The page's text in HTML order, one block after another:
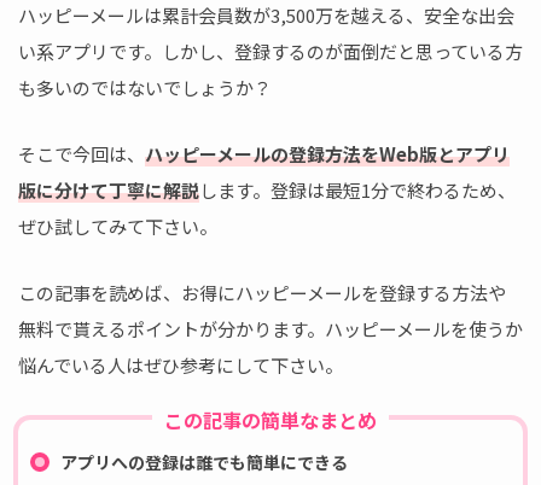
ハッピーメールは累計会員数が3,500万を越える、安全な出会
い系アプリです。しかし、登録するのが面倒だと思っている方
も多いのではないでしょうか？
そこで今回は、 ハッピーメールの登録方法をWeb版とアプリ
版に分けて丁寧に解説します。登録は最短1分で終わるため、
ぜひ試してみて下さい。
この記事を読めば、お得にハッピーメールを登録する方法や
無料で貰えるポイントが分かります。ハッピーメールを使うか
悩んでいる人はぜひ参考にして下さい。
この記事の簡単なまとめ
アプリへの登録は誰でも簡単にできる